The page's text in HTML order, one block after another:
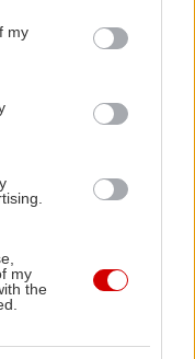
You may click to
third-party tags to
in below Google
my
my
the